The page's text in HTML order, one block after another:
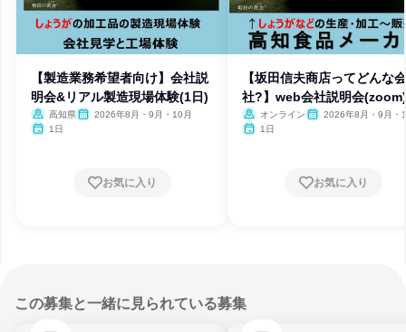
【製造業務希望者向け】会社説
明会&リアル製造現場体験(1日)
高知県
2026年8月・9月・10月
1日
お気に入り
【坂田信夫商店ってどんな会
社?】web会社説明会(zoom)
オンライン
2026年8月・9月・
1日
お気に入り
この募集と一緒に見られている募集